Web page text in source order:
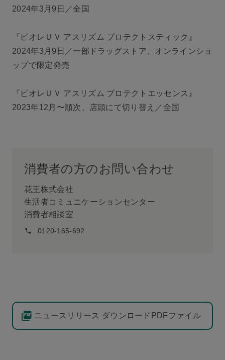
2024年3月9日／全国
『ビオレＵＶ アスリズム プロテクトスティック』
2024年3月9日／一部ドラッグストア、オンラインショ
ップで限定発売
『ビオレＵＶ アスリズム プロテクトエッセンス』
2023年12月〜順次、店頭にて切り替え／全国
消費者の方のお問い合わせ
花王株式会社
生活者コミュニケーションセンター
消費者相談室
0120-165-692
ニュースリリース ダウンロードPDFファイル